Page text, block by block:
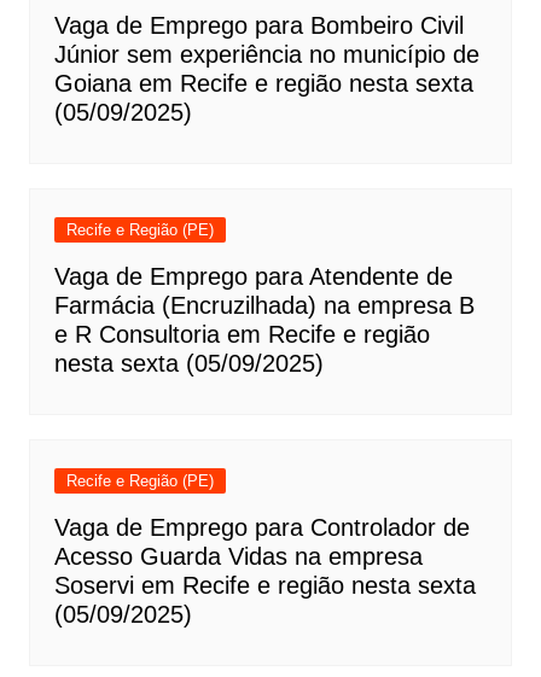
Vaga de Emprego para Bombeiro Civil
Júnior sem experiência no município de
Goiana em Recife e região nesta sexta
(05/09/2025)
Recife e Região (PE)
Vaga de Emprego para Atendente de
Farmácia (Encruzilhada) na empresa B
e R Consultoria em Recife e região
nesta sexta (05/09/2025)
Recife e Região (PE)
Vaga de Emprego para Controlador de
Acesso Guarda Vidas na empresa
Soservi em Recife e região nesta sexta
(05/09/2025)